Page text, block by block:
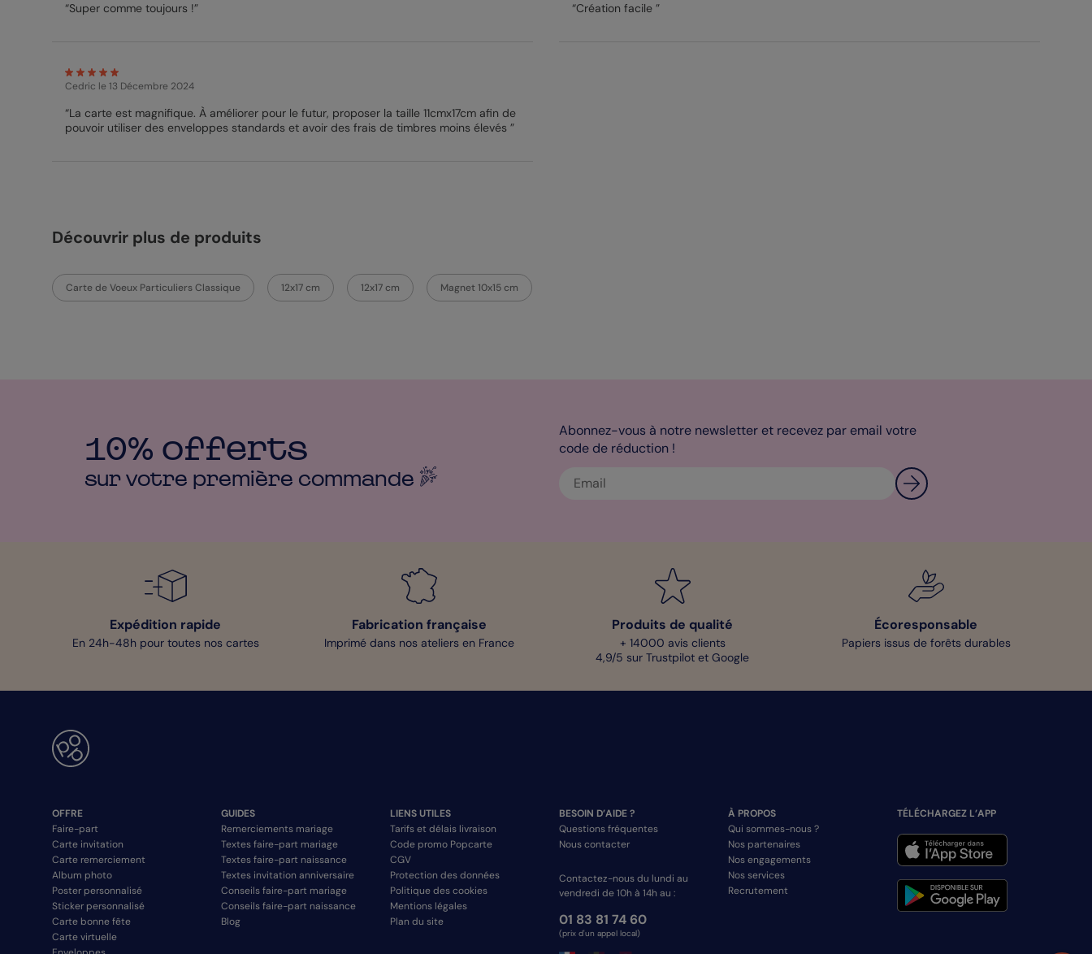
“Super comme toujours !” “Création facile ”
Cedric le 13 Décembre 2024
“La carte est magnifique. À améliorer pour le futur, proposer la taille 11cmx17cm afin de
pouvoir utiliser des enveloppes standards et avoir des frais de timbres moins élevés ”
Découvrir plus de produits
Carte de Voeux Particuliers Classique 12x17 cm 12x17 cm Magnet 10x15 cm
10% offerts
sur votre première commande
Abonnez-vous à notre newsletter et recevez par email votre
code de réduction !
Expédition rapide
En 24h-48h pour toutes nos cartes
Fabrication française
Imprimé dans nos ateliers en France
Produits de qualité
+ 14000 avis clients
4,9/5 sur Trustpilot et Google
Écoresponsable
Papiers issus de forêts durables
OFFRE
Faire-part
Carte invitation
Carte remerciement
Album photo
Poster personnalisé
Sticker personnalisé
Carte bonne fête
Carte virtuelle
GUIDES
Remerciements mariage
Textes faire-part mariage
Textes faire-part naissance
Textes invitation anniversaire
Conseils faire-part mariage
Conseils faire-part naissance
Blog
LIENS UTILES
Tarifs et délais livraison
Code promo Popcarte
CGV
Protection des données
Politique des cookies
Mentions légales
Plan du site
BESOIN D’AIDE ?
Questions fréquentes
Nous contacter
Contactez-nous du lundi au
vendredi de 10h à 14h au :
01 83 81 74 60
(prix d'un appel local)
À PROPOS
Qui sommes-nous ?
Nos partenaires
Nos engagements
Nos services
Recrutement
TÉLÉCHARGEZ L’APP